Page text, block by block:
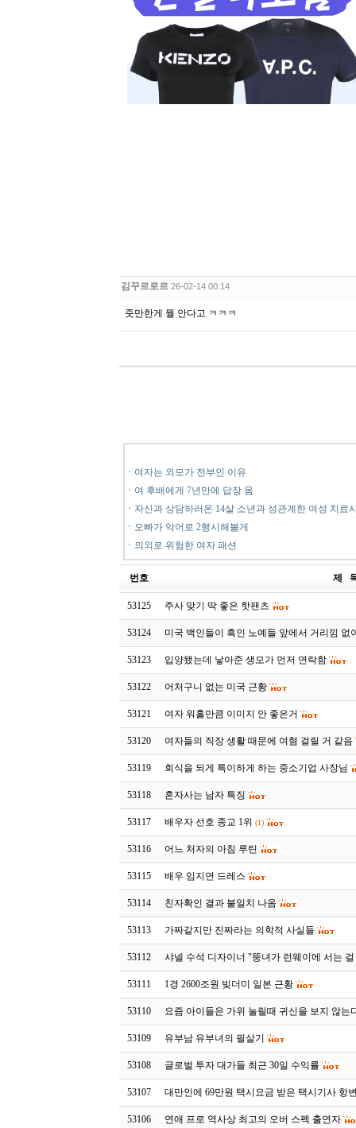
김꾸르로르 26-02-14 00:14
줏만한게 뭘 안다고 ㅋㅋㅋ
ㆍ 여자는 외모가 전부인 이유
ㆍ 여 후배에게 7년만에 답장 옴
ㆍ 자신과 상담하러온 14살 소년과 성관계한 여성 치료
ㆍ 오빠가 악어로 2행시해볼게
ㆍ 의외로 위험한 여자 패션
번호 제
53125 주사 맞기 딱 좋은 핫팬츠
53124 미국 백인들이 흑인 노예들 앞에서 거리낌 없
53123 입양됐는데 낳아준 생모가 먼저 연락함
53122 어처구니 없는 미국 근황
53121 여자 워홀만큼 이미지 안 좋은거
53120 여자들의 직장 생활 때문에 여혐 걸릴 거 같음
53119 회식을 되게 특이하게 하는 중소기업 사장님
53118 혼자사는 남자 특징
53117 배우자 선호 종교 1위 (1)
53116 어느 처자의 아침 루틴
53115 배우 임지연 드레스
53114 친자확인 결과 불일치 나옴
53113 가짜같지만 진짜라는 의학적 사실들
53112 샤넬 수석 디자이너 "뚱녀가 런웨이에 서는
53111 1경 2600조원 빚더미 일본 근황
53110 요즘 아이들은 가위 눌릴때 귀신을 보지 않는
53109 유부남 유부녀의 필살기
53108 글로벌 투자 대가들 최근 30일 수익률
53107 대만인에 69만원 택시요금 받은 택시기사 항
53106 연애 프로 역사상 최고의 오버 스펙 출연자